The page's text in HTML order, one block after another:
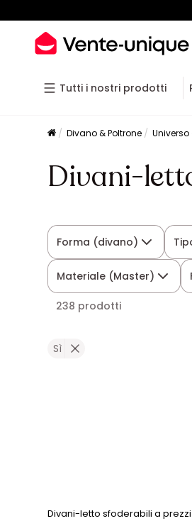
Tutti i nostri prodotti
Divano & Poltrone
Divani-
Forma (divano)
Materiale (Master)
238 prodotti
Sì
Divani-letto sfoderabili a